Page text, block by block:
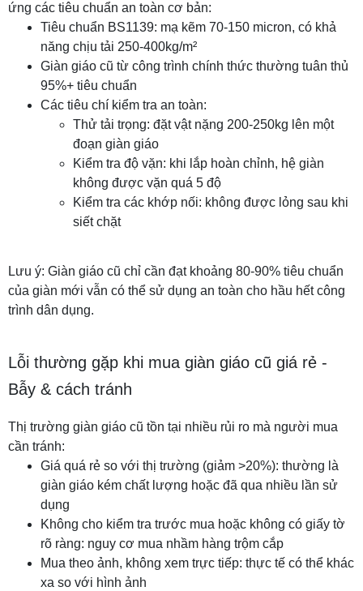
ứng các tiêu chuẩn an toàn cơ bản:
Tiêu chuẩn BS1139: mạ kẽm 70-150 micron, có khả
năng chịu tải 250-400kg/m²
Giàn giáo cũ từ công trình chính thức thường tuân thủ
95%+ tiêu chuẩn
Các tiêu chí kiểm tra an toàn:
Thử tải trọng: đặt vật nặng 200-250kg lên một
đoạn giàn giáo
Kiểm tra độ vặn: khi lắp hoàn chỉnh, hệ giàn
không được vặn quá 5 độ
Kiểm tra các khớp nối: không được lỏng sau khi
siết chặt
Lưu ý: Giàn giáo cũ chỉ cần đạt khoảng 80-90% tiêu chuẩn
của giàn mới vẫn có thể sử dụng an toàn cho hầu hết công
trình dân dụng.
Lỗi thường gặp khi mua giàn giáo cũ giá rẻ -
Bẫy & cách tránh
Thị trường giàn giáo cũ tồn tại nhiều rủi ro mà người mua
cần tránh:
Giá quá rẻ so với thị trường (giảm >20%): thường là
giàn giáo kém chất lượng hoặc đã qua nhiều lần sử
dụng
Không cho kiểm tra trước mua hoặc không có giấy tờ
rõ ràng: nguy cơ mua nhầm hàng trộm cắp
Mua theo ảnh, không xem trực tiếp: thực tế có thể khác
xa so với hình ảnh